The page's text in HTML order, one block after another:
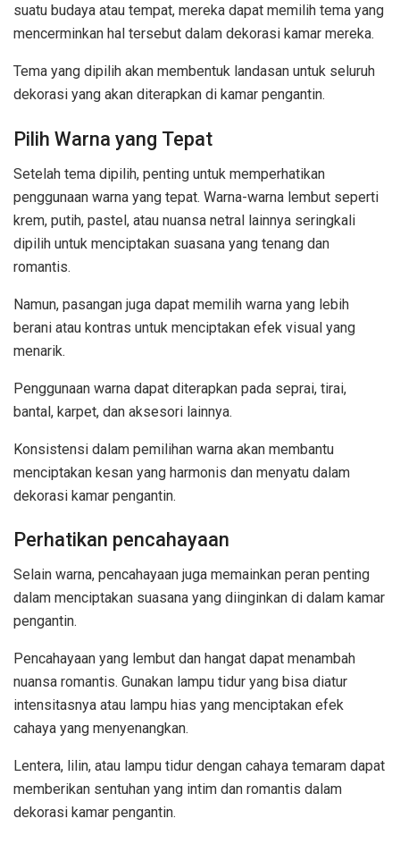
suatu budaya atau tempat, mereka dapat memilih tema yang
mencerminkan hal tersebut dalam dekorasi kamar mereka.
Tema yang dipilih akan membentuk landasan untuk seluruh
dekorasi yang akan diterapkan di kamar pengantin.
Pilih Warna yang Tepat
Setelah tema dipilih, penting untuk memperhatikan
penggunaan warna yang tepat. Warna-warna lembut seperti
krem, putih, pastel, atau nuansa netral lainnya seringkali
dipilih untuk menciptakan suasana yang tenang dan
romantis.
Namun, pasangan juga dapat memilih warna yang lebih
berani atau kontras untuk menciptakan efek visual yang
menarik.
Penggunaan warna dapat diterapkan pada seprai, tirai,
bantal, karpet, dan aksesori lainnya.
Konsistensi dalam pemilihan warna akan membantu
menciptakan kesan yang harmonis dan menyatu dalam
dekorasi kamar pengantin.
Perhatikan pencahayaan
Selain warna, pencahayaan juga memainkan peran penting
dalam menciptakan suasana yang diinginkan di dalam kamar
pengantin.
Pencahayaan yang lembut dan hangat dapat menambah
nuansa romantis. Gunakan lampu tidur yang bisa diatur
intensitasnya atau lampu hias yang menciptakan efek
cahaya yang menyenangkan.
Lentera, lilin, atau lampu tidur dengan cahaya temaram dapat
memberikan sentuhan yang intim dan romantis dalam
dekorasi kamar pengantin.